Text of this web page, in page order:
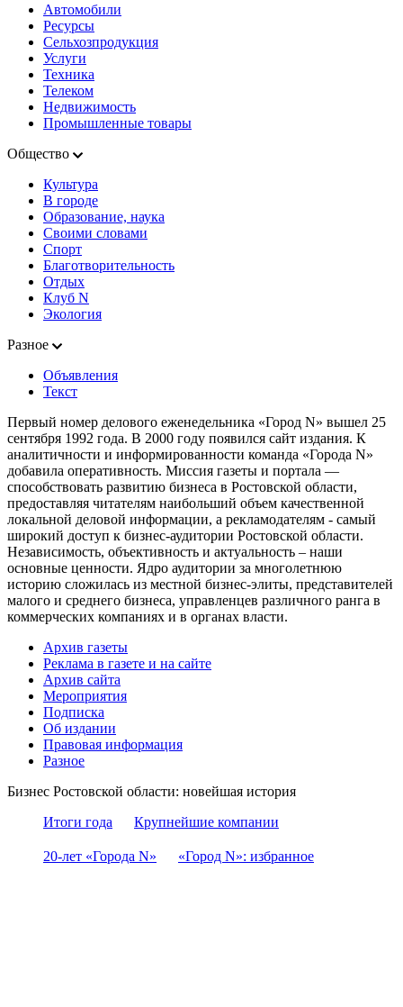
Автомобили
Ресурсы
Сельхозпродукция
Услуги
Техника
Телеком
Недвижимость
Промышленные товары
Общество
Культура
В городе
Образование, наука
Своими словами
Спорт
Благотворительность
Отдых
Клуб N
Экология
Разное
Объявления
Текст
Первый номер делового еженедельника «Город N» вышел 25
сентября 1992 года. В 2000 году появился сайт издания. К
аналитичности и информированности команда «Города N»
добавила оперативность. Миссия газеты и портала —
способствовать развитию бизнеса в Ростовской области,
предоставляя читателям наибольший объем качественной
локальной деловой информации, а рекламодателям - самый
широкий доступ к бизнес-аудитории Ростовской области.
Независимость, объективность и актуальность – наши
основные ценности. Ядро аудитории за многолетнюю
историю сложилась из местной бизнес-элиты, представителей
малого и среднего бизнеса, управленцев различного ранга в
коммерческих компаниях и в органах власти.
Архив газеты
Реклама в газете и на сайте
Архив сайта
Мероприятия
Подписка
Об издании
Правовая информация
Разное
Бизнес Ростовской области: новейшая история
Итоги года
Крупнейшие компании
20-лет «Города N» «Город N»: избранное